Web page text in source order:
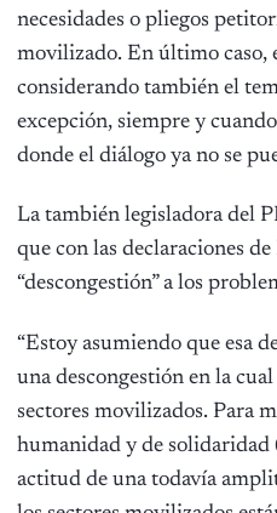
necesidades o pliegos
movilizado. En último caso,
considerando también el
excepción, siempre y
donde el diálogo ya no se
La también legisladora del
que con las declaraciones de
“descongestión” a los
“Estoy asumiendo que esa
una descongestión en la
sectores movilizados. Para
humanidad y de solidaridad
actitud de una todavía